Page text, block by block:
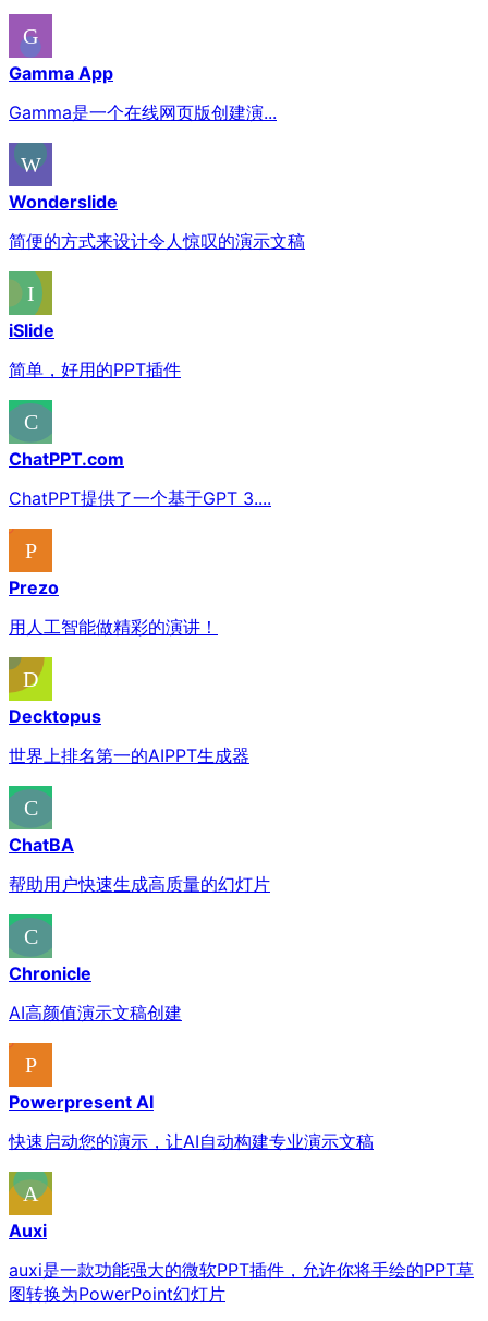
Gamma App
Gamma是一个在线网页版创建演...
Wonderslide
简便的方式来设计令人惊叹的演示文稿
iSlide
简单，好用的PPT插件
ChatPPT.com
ChatPPT提供了一个基于GPT 3....
Prezo
用人工智能做精彩的演讲！
Decktopus
世界上排名第一的AIPPT生成器
ChatBA
帮助用户快速生成高质量的幻灯片
Chronicle
AI高颜值演示文稿创建
Powerpresent AI
快速启动您的演示，让AI自动构建专业演示文稿
Auxi
auxi是一款功能强大的微软PPT插件，允许你将手绘的PPT草
图转换为PowerPoint幻灯片